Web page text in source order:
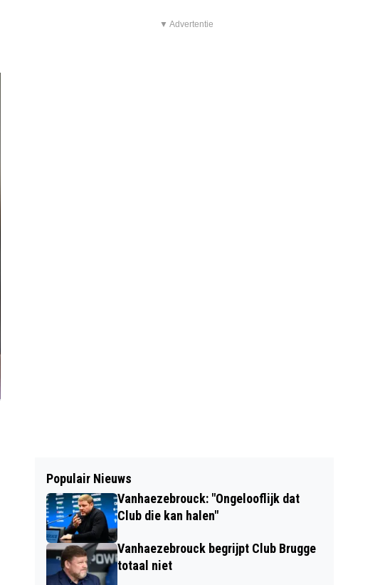
▼ Advertentie
Populair Nieuws
Vanhaezebrouck: "Ongelooflijk dat
Club die kan halen"
Vanhaezebrouck begrijpt Club Brugge
totaal niet